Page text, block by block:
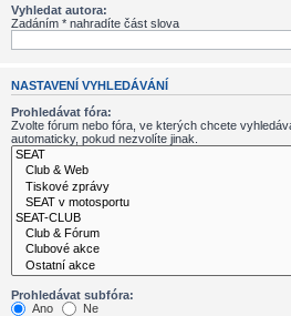
Vyhledat autora:
Zadáním * nahradíte část slova
NASTAVENÍ VYHLEDÁVÁNÍ
Prohledávat fóra:
Zvolte fórum nebo fóra, ve kterých chcete
automaticky, pokud nezvolíte jinak.
Prohledávat subfóra:
Ano
Ne